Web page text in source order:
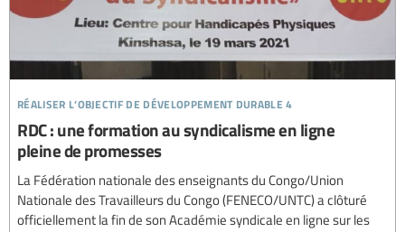
réaliser l’objectif de développement durable 4
RDC : une formation au syndicalisme en ligne
pleine de promesses
La Fédération nationale des enseignants du Congo/Union
Nationale des Travailleurs du Congo (FENECO/UNTC) a clôturé
officiellement la fin de son Académie syndicale en ligne sur les